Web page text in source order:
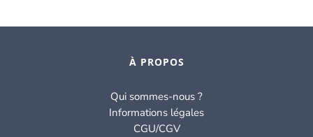
À PROPOS
Qui sommes-nous ?
Informations légales
CGU/CGV